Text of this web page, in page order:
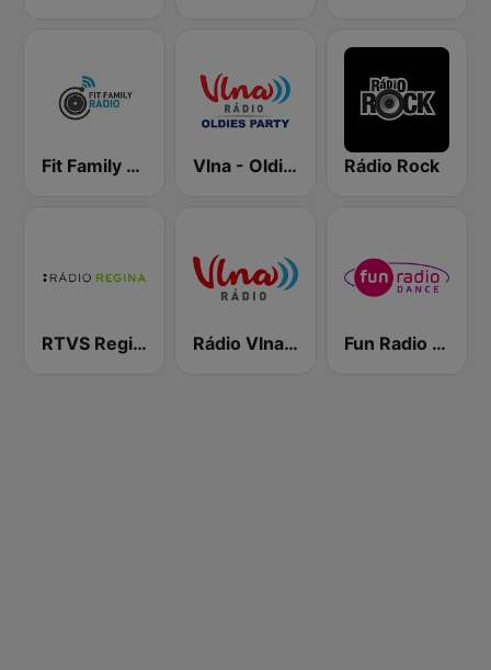
Fit Family Radio Vlna - Oldies party Rádio Rock
RTVS Regina Vychod Rádio Vlna - Golden Hits Fun Radio Dance